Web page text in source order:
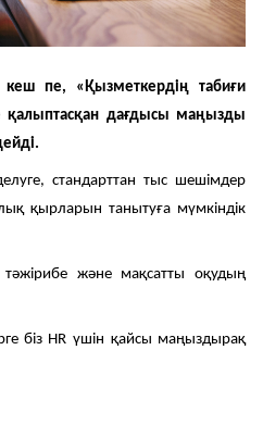
пе, «Қызметкердің табиғи
дағдысы маңызды
стандарттан тыс шешімдер
қырларын танытуға мүмкіндік
және мақсатты оқудың
біз HR үшін қайсы маңыздырақ